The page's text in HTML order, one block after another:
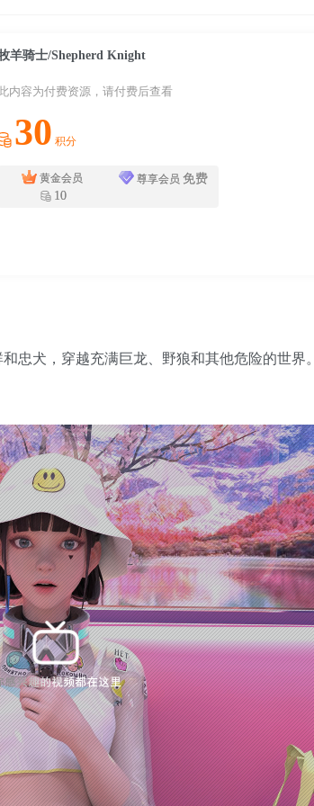
羊骑士/Shepherd Knight
内容为付费资源，请付费后查看
30 积分
黄金会员
10
尊享会员 免费
忠犬，穿越充满巨龙、野狼和其他危险的世界。